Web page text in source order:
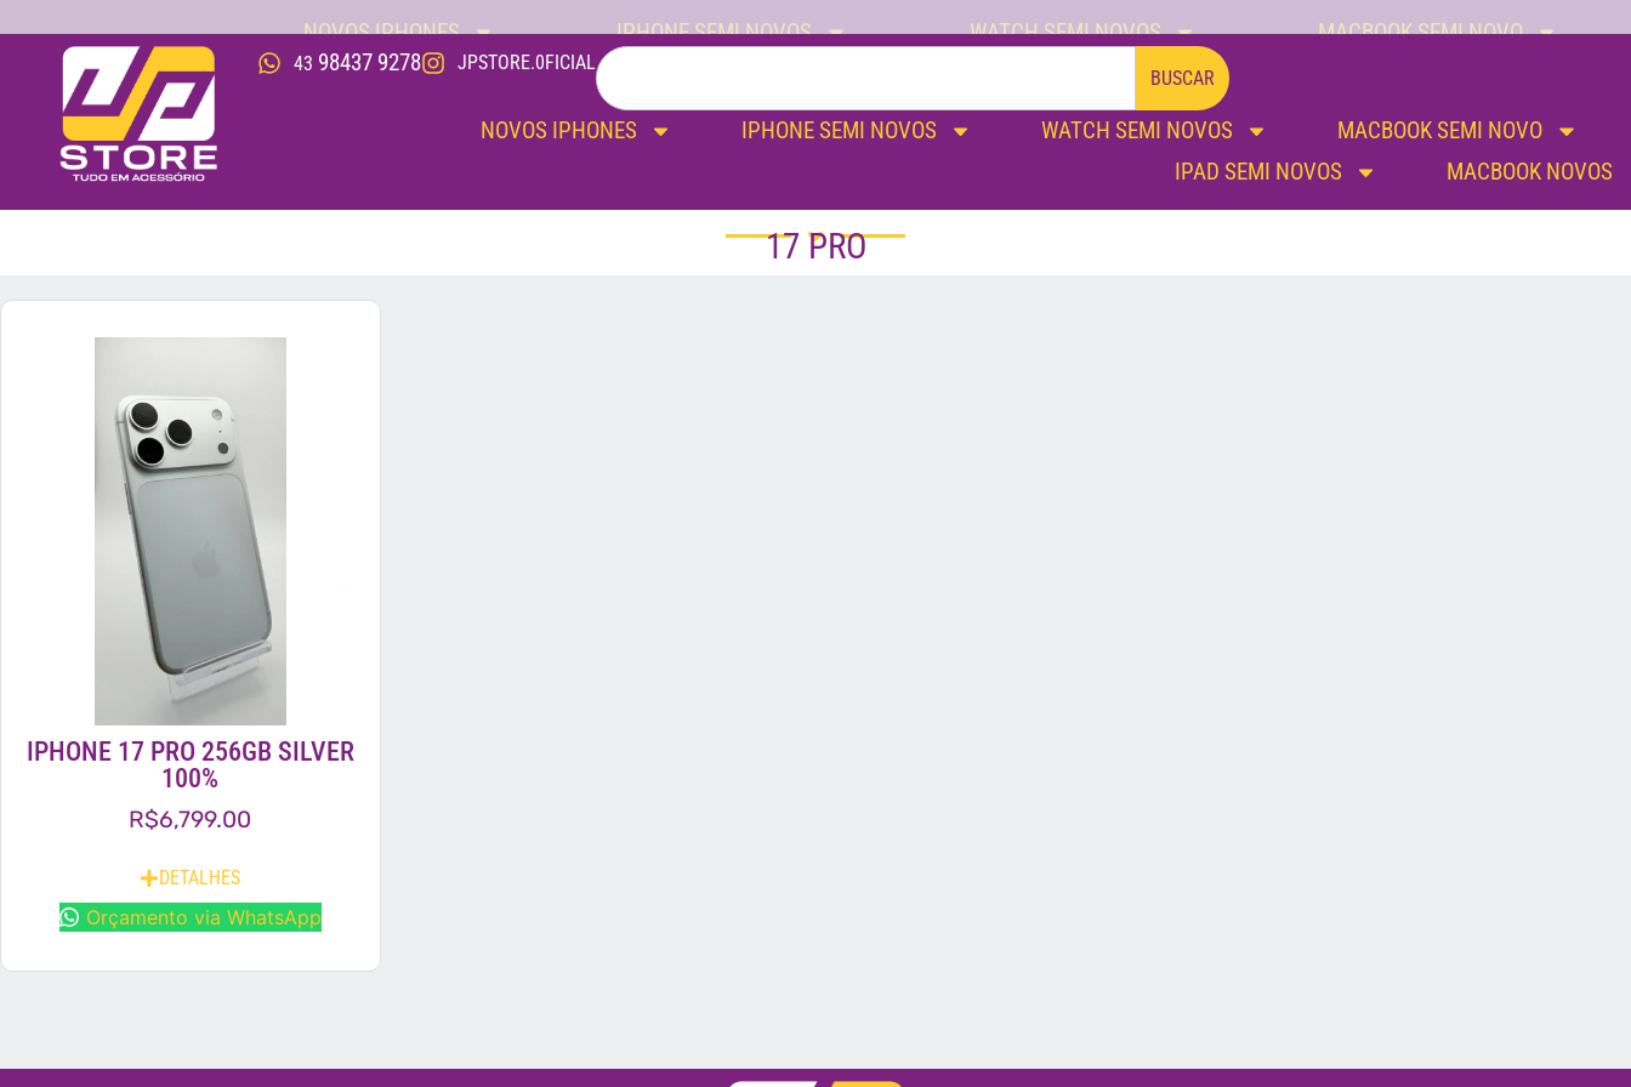
NOVOS IPHONES IPHONE SEMI NOVOS WATCH SEMI NOVOS
MACBOOK SEMI NOVO
IPAD SEMI NOVOS
43 98437 9278 JPSTORE.0FICIAL
BUSCAR
NOVOS IPHONES IPHONE SEMI NOVOS WATCH SEMI NOVOS
MACBOOK SEMI NOVO
IPAD SEMI NOVOS
MACBOOK NOVOS
17 PRO
IPHONE 17 PRO 256GB SILVER
100%
R$6,799.00
DETALHES
Orçamento via WhatsApp